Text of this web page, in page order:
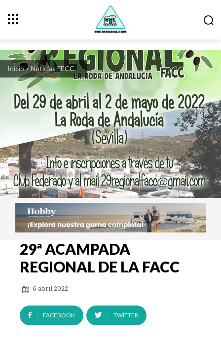
Inicio Noticias FECC
29ª ACAMPADA
REGIONAL DE LA FACC
6 abril 2022
FACEBOOK TWITTER